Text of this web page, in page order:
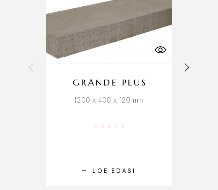
LOE EDASI
GRANDE PLUS
1200 x 400 x 120 mm